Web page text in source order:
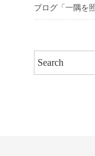
ブログ「一隅を